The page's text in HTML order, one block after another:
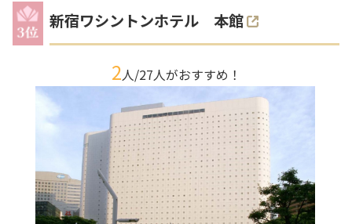
新宿ワシントンホテル 本館
2人/27人がおすすめ！